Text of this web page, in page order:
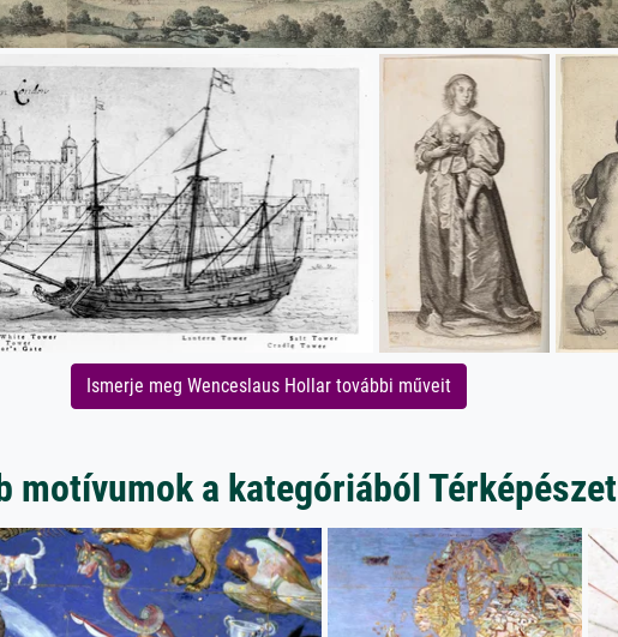
Ismerje meg Wenceslaus Hollar további műveit
motívumok a kategóriából Térképészet